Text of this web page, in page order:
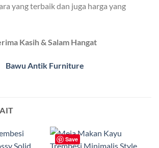
yang terbaik dan juga harga yang
Kasih & Salam Hangat
Bawu Antik Furniture
Save